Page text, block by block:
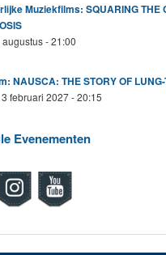
Muziekfilms: SQUARING THE
- 21:00
NAUSCA: THE STORY OF
februari 2027 - 20:15
Evenementen